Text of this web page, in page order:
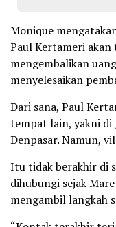
Monique
Paul Kertameri akan
mengembalikan
menyelesaikan
Dari sana, Paul
tempat lain, yakni di
Denpasar. Namun,
Itu tidak berakhir di
dihubungi sejak
mengambil langkah